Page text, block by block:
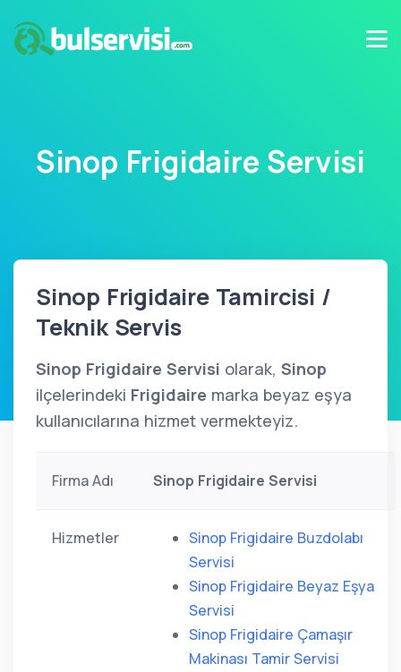
Sinop Frigidaire Servisi
Sinop Frigidaire Tamircisi /
Teknik Servis
Sinop Frigidaire Servisi olarak, Sinop
ilçelerindeki Frigidaire marka beyaz eşya
kullanıcılarına hizmet vermekteyiz.
Firma Adı Sinop Frigidaire Servisi
Hizmetler
Sinop Frigidaire Buzdolabı
Servisi
Sinop Frigidaire Beyaz Eşya
Servisi
Sinop Frigidaire Çamaşır
Makinası Tamir Servisi